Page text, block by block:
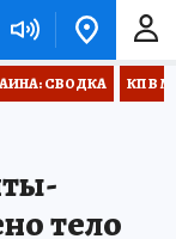
СВОДКА КП В
тело